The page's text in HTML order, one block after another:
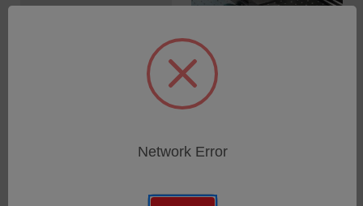
Encoded focus assembly
Guide Rail - 2.0 m Rail
SKU: 6500-0450-21
Network Error